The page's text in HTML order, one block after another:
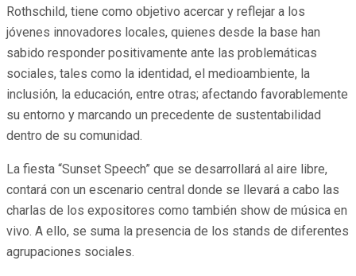
Rothschild, tiene como objetivo acercar y reflejar a los
jóvenes innovadores locales, quienes desde la base han
sabido responder positivamente ante las problemáticas
sociales, tales como la identidad, el medioambiente, la
inclusión, la educación, entre otras; afectando favorablemente
su entorno y marcando un precedente de sustentabilidad
dentro de su comunidad.
La fiesta “Sunset Speech” que se desarrollará al aire libre,
contará con un escenario central donde se llevará a cabo las
charlas de los expositores como también show de música en
vivo. A ello, se suma la presencia de los stands de diferentes
agrupaciones sociales.